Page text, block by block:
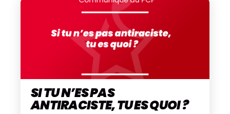
SI TU N’ES PAS
ANTIRACISTE, TU ES QUOI ?